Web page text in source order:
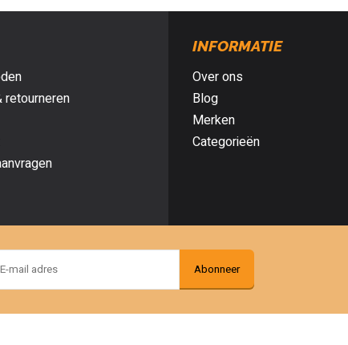
retourneren
INFORMATIE
Over ons
Blog
Merken
Categorieën
Abonneer